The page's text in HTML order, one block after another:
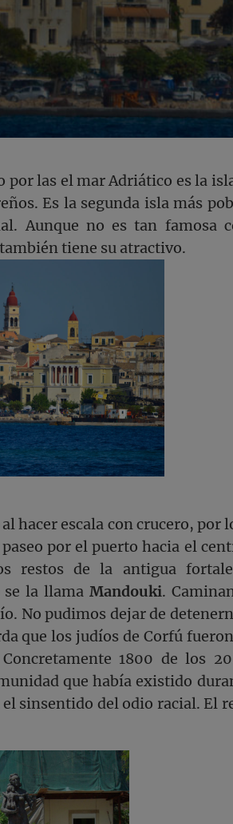
por las el mar Adriático es la
Es la segunda isla más
Aunque no es tan famosa
tiene su atractivo.
hacer escala con crucero, por
por el puerto hacia el
restos de la antigua
se la llama Mandouki.
No pudimos dejar de
que los judíos de Corfú
1800 de los
que había existido
sinsentido del odio racial. El